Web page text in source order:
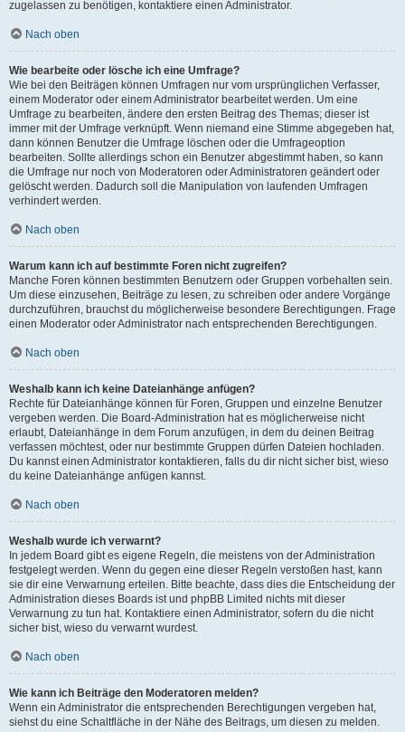
zugelassen zu benötigen, kontaktiere einen Administrator.
Nach oben
Wie bearbeite oder lösche ich eine Umfrage?
Wie bei den Beiträgen können Umfragen nur vom ursprünglichen Verfasser,
einem Moderator oder einem Administrator bearbeitet werden. Um eine
Umfrage zu bearbeiten, ändere den ersten Beitrag des Themas; dieser ist
immer mit der Umfrage verknüpft. Wenn niemand eine Stimme abgegeben hat,
dann können Benutzer die Umfrage löschen oder die Umfrageoption
bearbeiten. Sollte allerdings schon ein Benutzer abgestimmt haben, so kann
die Umfrage nur noch von Moderatoren oder Administratoren geändert oder
gelöscht werden. Dadurch soll die Manipulation von laufenden Umfragen
verhindert werden.
Nach oben
Warum kann ich auf bestimmte Foren nicht zugreifen?
Manche Foren können bestimmten Benutzern oder Gruppen vorbehalten sein.
Um diese einzusehen, Beiträge zu lesen, zu schreiben oder andere Vorgänge
durchzuführen, brauchst du möglicherweise besondere Berechtigungen. Frage
einen Moderator oder Administrator nach entsprechenden Berechtigungen.
Nach oben
Weshalb kann ich keine Dateianhänge anfügen?
Rechte für Dateianhänge können für Foren, Gruppen und einzelne Benutzer
vergeben werden. Die Board-Administration hat es möglicherweise nicht
erlaubt, Dateianhänge in dem Forum anzufügen, in dem du deinen Beitrag
verfassen möchtest, oder nur bestimmte Gruppen dürfen Dateien hochladen.
Du kannst einen Administrator kontaktieren, falls du dir nicht sicher bist, wieso
du keine Dateianhänge anfügen kannst.
Nach oben
Weshalb wurde ich verwarnt?
In jedem Board gibt es eigene Regeln, die meistens von der Administration
festgelegt werden. Wenn du gegen eine dieser Regeln verstoßen hast, kann
sie dir eine Verwarnung erteilen. Bitte beachte, dass dies die Entscheidung der
Administration dieses Boards ist und phpBB Limited nichts mit dieser
Verwarnung zu tun hat. Kontaktiere einen Administrator, sofern du die nicht
sicher bist, wieso du verwarnt wurdest.
Nach oben
Wie kann ich Beiträge den Moderatoren melden?
Wenn ein Administrator die entsprechenden Berechtigungen vergeben hat,
siehst du eine Schaltfläche in der Nähe des Beitrags, um diesen zu melden.